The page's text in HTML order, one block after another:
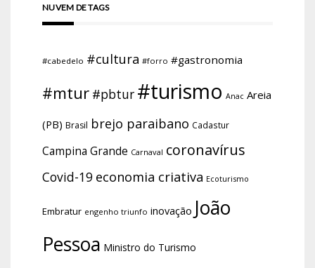
NUVEM DE TAGS
#cabedelo #cultura #forro #gastronomia
#mtur #pbtur #turismo Anac Areia
(PB) Brasil brejo paraibano Cadastur
Campina Grande Carnaval coronavírus
Covid-19 economia criativa Ecoturismo
Embratur engenho triunfo inovação João
Pessoa Ministro do Turismo